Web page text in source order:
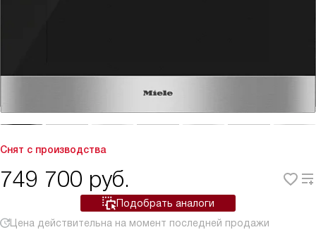
Снят с производства
749 700 руб.
Подобрать аналоги
Цена действительна на момент последней продажи